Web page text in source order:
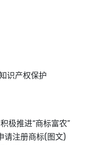
识产权保护
极推进“商标富农”
请注册商标(图文)